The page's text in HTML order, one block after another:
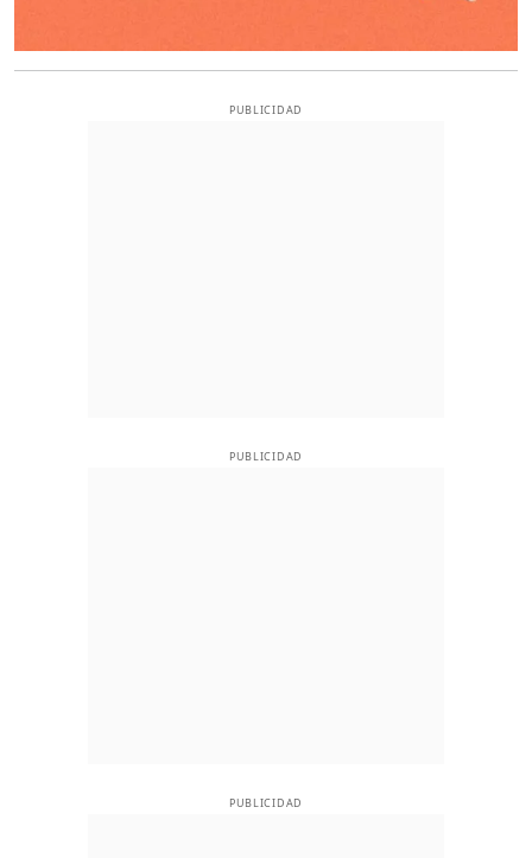
PUBLICIDAD
PUBLICIDAD
PUBLICIDAD